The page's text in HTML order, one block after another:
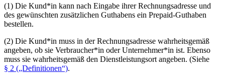
(1) Die Kund*in kann nach Eingabe ihrer Rechnungsadresse und
des ge­wünsch­ten zu­sätz­li­chen Guthabens ein Prepaid-Guthaben
bestellen.
(2) Die Kund*in muss in der Rechnungsadresse wahrheitsgemäß
angeben, ob sie Verbraucher*in oder Unternehmer*in ist. Ebenso
muss sie wahrheitsgemäß den Dienstleistungsort angeben. (Siehe
§ 2 („Definitionen“).